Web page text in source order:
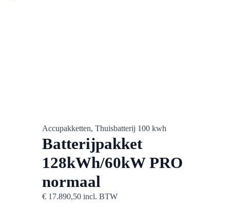
Accupakketten, Thuisbatterij 100 kwh
Batterijpakket
128kWh/60kW PRO
normaal
€ 17.890,50 incl. BTW